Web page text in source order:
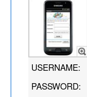
USERNAME:
PASSWORD: